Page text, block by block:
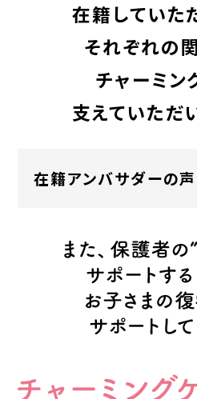
在籍していた
それぞれの
チャーミン
支えていただ
在籍アンバサダーの声